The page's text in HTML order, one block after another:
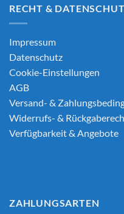
RECHT &
Impressum
Datenschutz
Cookie-Einstellungen
AGB
Versand- &
Widerrufs- &
Verfügbarkeit & Angebote
ZAHLUNGSARTEN